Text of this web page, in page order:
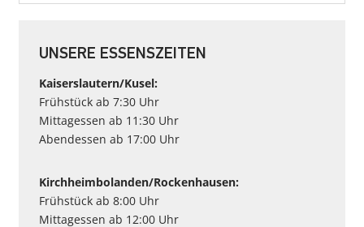
UNSERE ESSENSZEITEN
Kaiserslautern/Kusel:
Frühstück ab 7:30 Uhr
Mittagessen ab 11:30 Uhr
Abendessen ab 17:00 Uhr
Kirchheimbolanden/Rockenhausen:
Frühstück ab 8:00 Uhr
Mittagessen ab 12:00 Uhr